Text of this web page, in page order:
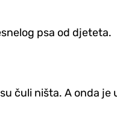
psa od djeteta.
čuli ništa. A onda